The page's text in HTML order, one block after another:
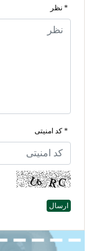
* نظر
* کد امنیتی